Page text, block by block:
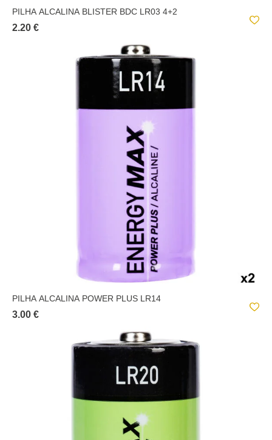
PILHA ALCALINA BLISTER BDC LR03 4+2
2.20 €
PILHA ALCALINA POWER PLUS LR14
3.00 €